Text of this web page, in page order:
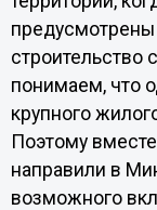
строительство
понимаем, что
крупного
Поэтому
направили в
возможного